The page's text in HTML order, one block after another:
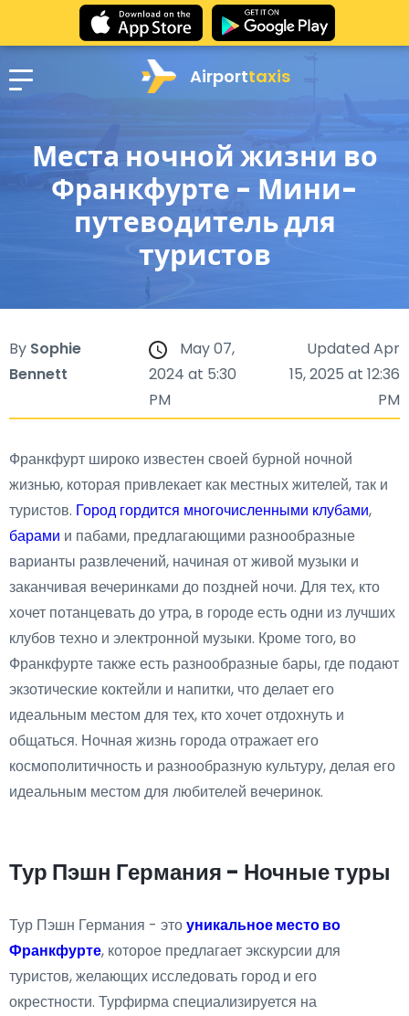
Airporttaxis
Места ночной жизни во
Франкфурте - Мини-
путеводитель для
туристов
By Sophie
Bennett
May 07,
2024 at 5:30
PM
Updated Apr
15, 2025 at 12:36
PM
Франкфурт широко известен своей бурной ночной
жизнью, которая привлекает как местных жителей, так и
туристов. Город гордится многочисленными клубами,
барами и пабами, предлагающими разнообразные
варианты развлечений, начиная от живой музыки и
заканчивая вечеринками до поздней ночи. Для тех, кто
хочет потанцевать до утра, в городе есть одни из лучших
клубов техно и электронной музыки. Кроме того, во
Франкфурте также есть разнообразные бары, где подают
экзотические коктейли и напитки, что делает его
идеальным местом для тех, кто хочет отдохнуть и
общаться. Ночная жизнь города отражает его
космополитичность и разнообразную культуру, делая его
идеальным местом для любителей вечеринок.
Тур Пэшн Германия - Ночные туры
Тур Пэшн Германия - этоуникальное место во
Франкфурте, которое предлагает экскурсии для
туристов, желающих исследовать город и его
окрестности. Турфирма специализируется на